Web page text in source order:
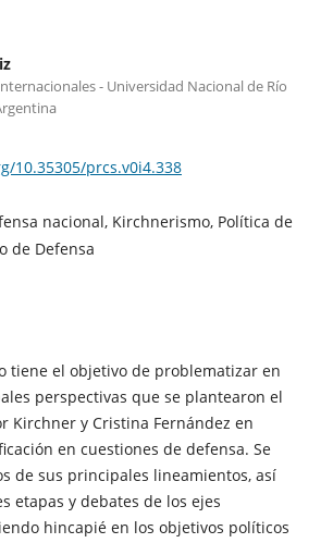
- Universidad Nacional de Río
10.35305/prcs.v0i4.338
nacional, Kirchnerismo, Política de
de Defensa
tiene el objetivo de problematizar en
perspectivas que se plantearon el
Kirchner y Cristina Fernández en
en cuestiones de defensa. Se
de sus principales lineamientos, así
etapas y debates de los ejes
hincapié en los objetivos políticos